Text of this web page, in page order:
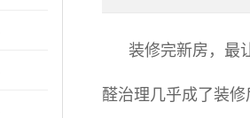
装修完新房，最让
醛治理几乎成了装